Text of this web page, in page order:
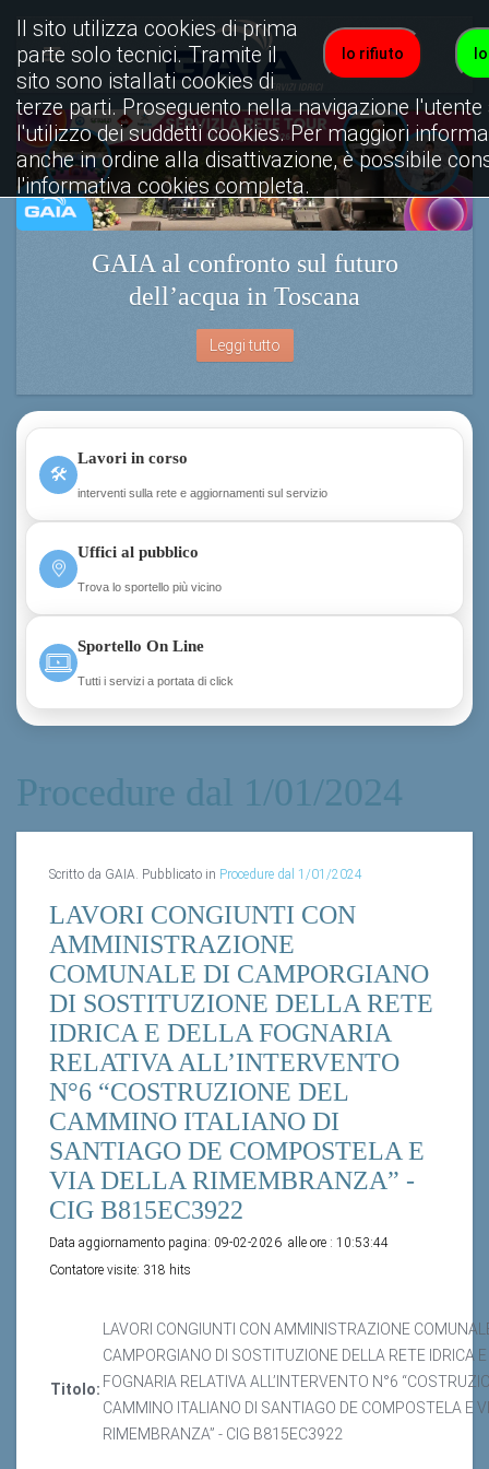
GAIA al confronto sul futuro
dell’acqua in Toscana
Leggi tutto
🛠
Lavori in corso
interventi sulla rete e aggiornamenti sul servizio
Uffici al pubblico
Trova lo sportello più vicino
Sportello On Line
Tutti i servizi a portata di click
Procedure dal 1/01/2024
Scritto da GAIA. Pubblicato in Procedure dal 1/01/2024
LAVORI CONGIUNTI CON
AMMINISTRAZIONE
COMUNALE DI CAMPORGIANO
DI SOSTITUZIONE DELLA RETE
IDRICA E DELLA FOGNARIA
RELATIVA ALL’INTERVENTO
N°6 “COSTRUZIONE DEL
CAMMINO ITALIANO DI
SANTIAGO DE COMPOSTELA E
VIA DELLA RIMEMBRANZA” -
CIG B815EC3922
Data aggiornamento pagina: 09-02-2026 alle ore : 10:53:44
Contatore visite: 318 hits
Titolo:
LAVORI CONGIUNTI CON AMMINISTRAZIONE
CAMPORGIANO DI SOSTITUZIONE DELLA RETE IDRICA
FOGNARIA RELATIVA ALL’INTERVENTO N°6
CAMMINO ITALIANO DI SANTIAGO DE COMPOSTELA E
RIMEMBRANZA” - CIG B815EC3922
Io rifiuto
Il sito utilizza cookies di prima
parte solo tecnici. Tramite il
sito sono istallati cookies di
terze parti. Proseguento nella navigazione
l'utilizzo dei suddetti cookies. Per maggiori
anche in ordine alla disattivazione, è possibile
l'informativa cookies completa.
Visualizza informativa completa.